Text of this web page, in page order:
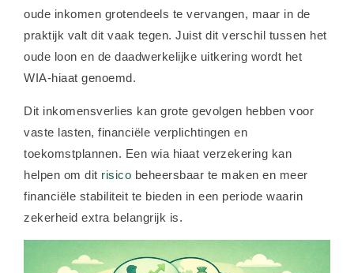
oude inkomen grotendeels te vervangen, maar in de
praktijk valt dit vaak tegen. Juist dit verschil tussen het
oude loon en de daadwerkelijke uitkering wordt het
WIA-hiaat genoemd.
Dit inkomensverlies kan grote gevolgen hebben voor
vaste lasten, financiële verplichtingen en
toekomstplannen. Een wia hiaat verzekering kan
helpen om dit risico beheersbaar te maken en meer
financiële stabiliteit te bieden in een periode waarin
zekerheid extra belangrijk is.